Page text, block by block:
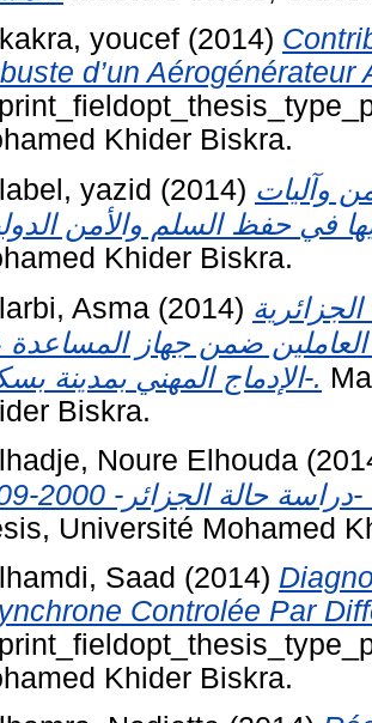
youcef (2014)
d’un
Khider Biskra.
yazid (2014) وآليات
Khider Biskra.
Asma (2014)
العاملين ضمن جهاز
الإدماج المهني بمدينة بسكرة-.
Biskra.
Noure Elhouda
Université Mohamed
Saad (2014)
Controlée Par
Khider Biskra.